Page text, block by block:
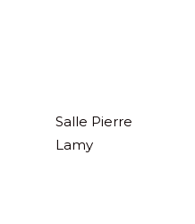
Salle Pierre
Lamy